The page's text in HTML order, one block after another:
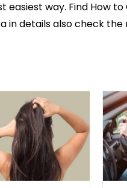
easiest way. Find How
in details also check